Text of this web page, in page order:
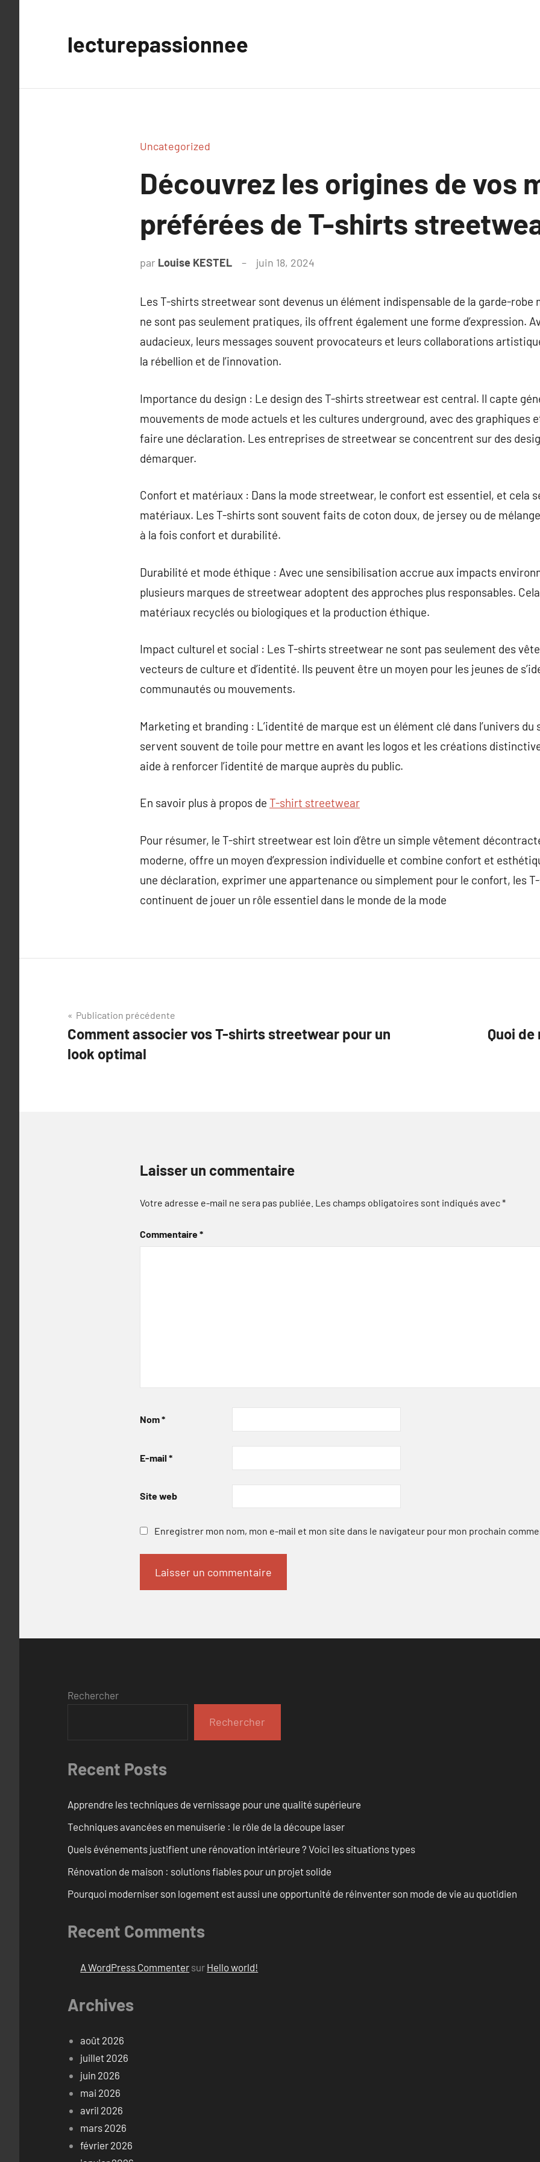
lecturepassionnee
Uncategorized
Découvrez les origines de vos
préférées de T-shirts
par Louise KESTEL juin 18, 2024
Les T-shirts streetwear sont devenus un élément indispensable de la garde-robe
ne sont pas seulement pratiques, ils offrent également une forme d’expression.
audacieux, leurs messages souvent provocateurs et leurs collaborations
la rébellion et de l’innovation.
Importance du design : Le design des T-shirts streetwear est central. Il capte
mouvements de mode actuels et les cultures underground, avec des graphiques
faire une déclaration. Les entreprises de streetwear se concentrent sur des
démarquer.
Confort et matériaux : Dans la mode streetwear, le confort est essentiel, et cela
matériaux. Les T-shirts sont souvent faits de coton doux, de jersey ou de
à la fois confort et durabilité.
Durabilité et mode éthique : Avec une sensibilisation accrue aux impacts
plusieurs marques de streetwear adoptent des approches plus responsables.
matériaux recyclés ou biologiques et la production éthique.
Impact culturel et social : Les T-shirts streetwear ne sont pas seulement des
vecteurs de culture et d’identité. Ils peuvent être un moyen pour les jeunes de
communautés ou mouvements.
Marketing et branding : L’identité de marque est un élément clé dans l’univers
servent souvent de toile pour mettre en avant les logos et les créations
aide à renforcer l’identité de marque auprès du public.
En savoir plus à propos de T-shirt streetwear
Pour résumer, le T-shirt streetwear est loin d’être un simple vêtement
moderne, offre un moyen d’expression individuelle et combine confort et
une déclaration, exprimer une appartenance ou simplement pour le confort, les
continuent de jouer un rôle essentiel dans le monde de la mode
Navigation
de
l’article
Publication précédente
Comment associer vos T-shirts streetwear pour un
look optimal
Quoi
Laisser un commentaire
Votre adresse e-mail ne sera pas publiée. Les champs obligatoires sont indiqués avec*
Commentaire*
Nom*
E-mail *
Site web
Enregistrer mon nom, mon e-mail et mon site dans le navigateur pour mon prochain
Rechercher
Rechercher
Recent Posts
Apprendre les techniques de vernissage pour une qualité supérieure
Techniques avancées en menuiserie : le rôle de la découpe laser
Quels événements justifient une rénovation intérieure ? Voici les situations types
Rénovation de maison : solutions fiables pour un projet solide
Pourquoi moderniser son logement est aussi une opportunité de réinventer son mode de vie au quotidien
Recent Comments
A WordPress Commenter sur Hello world!
Archives
août 2026
juillet 2026
juin 2026
mai 2026
avril 2026
mars 2026
février 2026